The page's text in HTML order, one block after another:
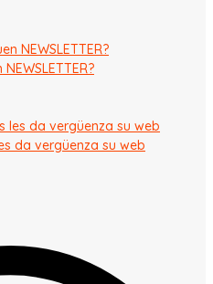
da vergüenza su web